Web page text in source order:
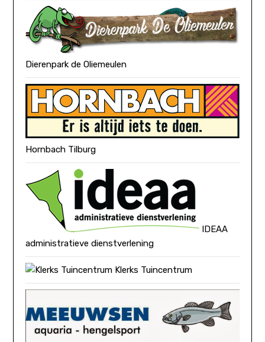
Dierenpark de Oliemeulen
Hornbach Tilburg
IDEAA
administratieve dienstverlening
Klerks Tuincentrum